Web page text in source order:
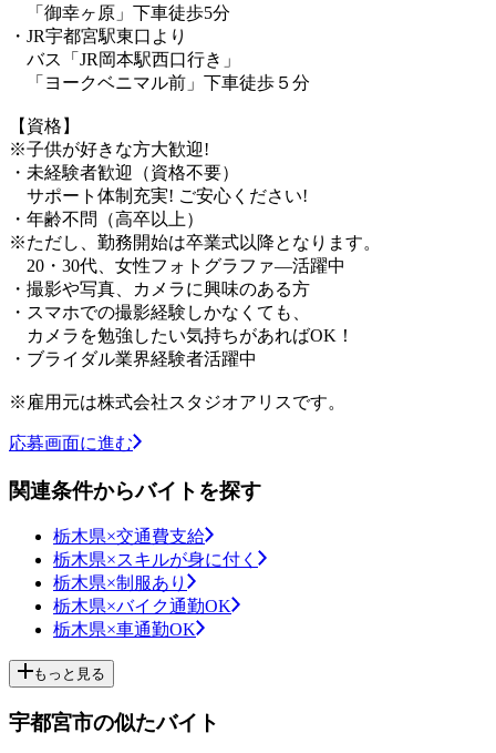
「御幸ヶ原」下車徒歩5分
・JR宇都宮駅東口より
バス「JR岡本駅西口行き」
「ヨークベニマル前」下車徒歩５分
【資格】
※子供が好きな方大歓迎!
・未経験者歓迎（資格不要）
サポート体制充実! ご安心ください!
・年齢不問（高卒以上）
※ただし、勤務開始は卒業式以降となります。
20・30代、女性フォトグラファ―活躍中
・撮影や写真、カメラに興味のある方
・スマホでの撮影経験しかなくても、
カメラを勉強したい気持ちがあればOK！
・ブライダル業界経験者活躍中
※雇用元は株式会社スタジオアリスです。
応募画面に進む
関連条件からバイトを探す
栃木県×交通費支給
栃木県×スキルが身に付く
栃木県×制服あり
栃木県×バイク通勤OK
栃木県×車通勤OK
もっと見る
宇都宮市の似たバイト